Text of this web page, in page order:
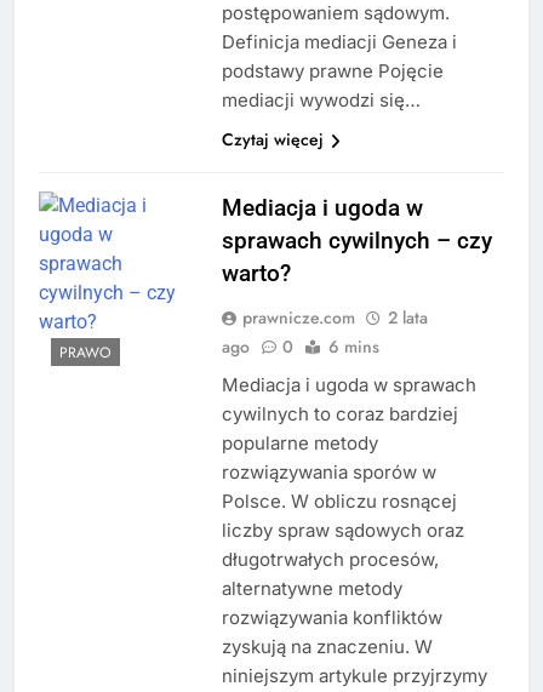
postępowaniem sądowym.
Definicja mediacji Geneza i
podstawy prawne Pojęcie
mediacji wywodzi się…
Czytaj więcej
PRAWO
Mediacja i ugoda w
sprawach cywilnych – czy
warto?
prawnicze.com
2 lata
ago
0 6 mins
Mediacja i ugoda w sprawach
cywilnych to coraz bardziej
popularne metody
rozwiązywania sporów w
Polsce. W obliczu rosnącej
liczby spraw sądowych oraz
długotrwałych procesów,
alternatywne metody
rozwiązywania konfliktów
zyskują na znaczeniu. W
niniejszym artykule przyjrzymy